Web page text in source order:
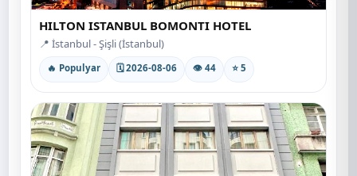
HILTON ISTANBUL BOMONTI HOTEL
📍 İstanbul - Şişli (İstanbul)
🔥 Populyar 🗓 2026-08-06 👁 44 ⭐ 5